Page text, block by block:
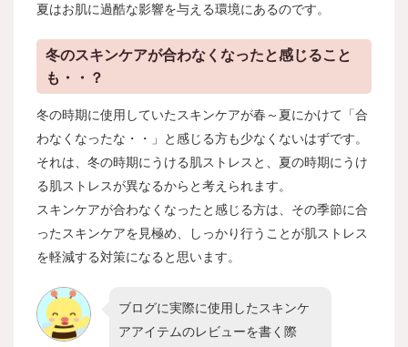
夏はお肌に過酷な影響を与える環境にあるのです。
冬のスキンケアが合わなくなったと感じること
も・・？
冬の時期に使用していたスキンケアが春～夏にかけて「合
わなくなったな・・」と感じる方も少なくないはずです。
それは、冬の時期にうける肌ストレスと、夏の時期にうけ
る肌ストレスが異なるからと考えられます。
スキンケアが合わなくなったと感じる方は、その季節に合
ったスキンケアを見極め、しっかり行うことが肌ストレス
を軽減する対策になると思います。
ブログに実際に使用したスキンケ
アアイテムのレビューを書く際